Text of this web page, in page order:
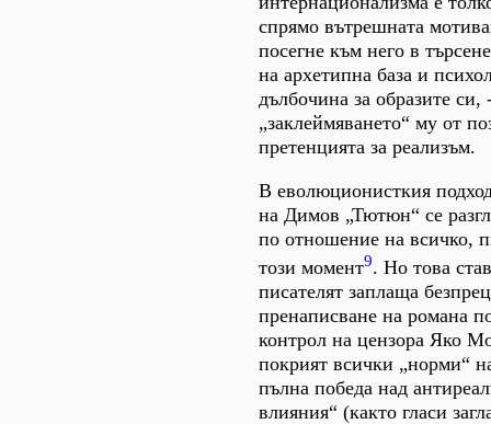
спрямо вътрешната
посегне към него в
на архетипна база и
дълбочина за образите си,
„заклеймяването“ му от
претенцията за реализъм.
В еволюционисткия
на Димов „Тютюн“ се
по отношение на всичко,
този момент9. Но това
писателят заплаща
пренаписване на романа
контрол на цензора Яко
покрият всички „норми“
пълна победа над
влияния“ (както гласи